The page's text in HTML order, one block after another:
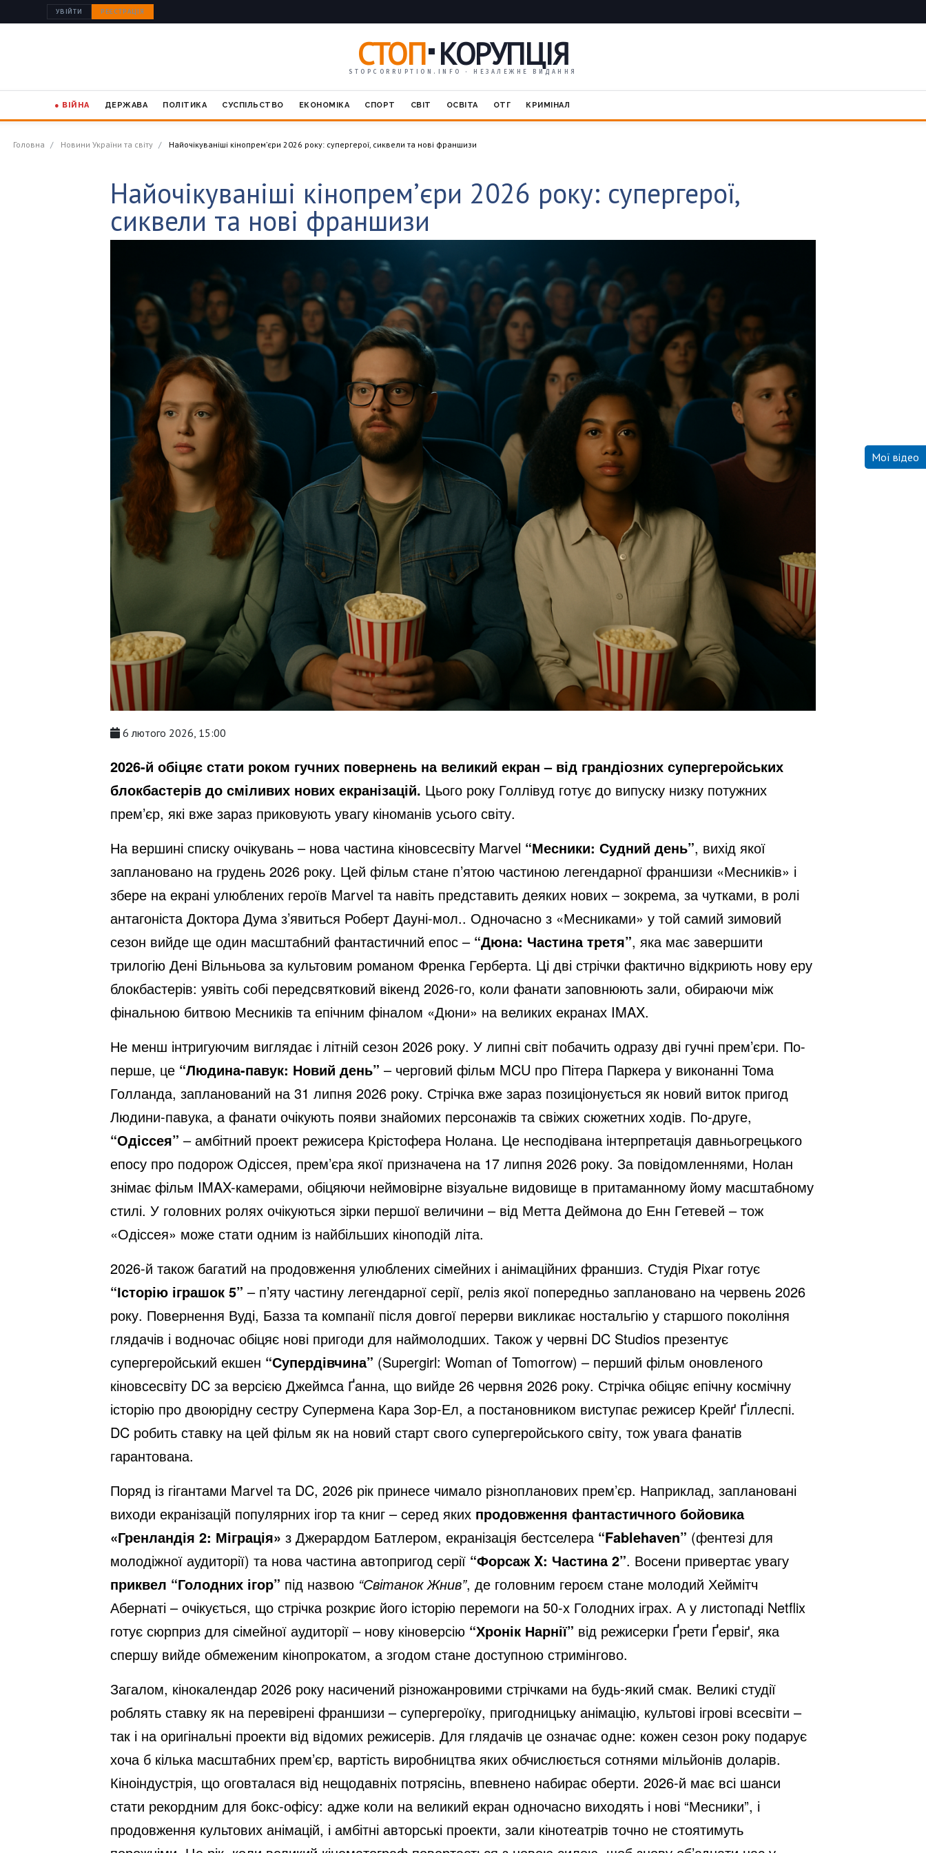
УВІЙТИ РЕЄСТРАЦІЯ
СТОП КОРУПЦІЯ
STOPCORRUPTION.INFO · НЕЗАЛЕЖНЕ ВИДАННЯ
● ВІЙНА ДЕРЖАВА ПОЛІТИКА СУСПІЛЬСТВО ЕКОНОМІКА СПОРТ СВІТ ОСВІТА ОТГ КРИМІНАЛ
Головна Новини України та світу Найочікуваніші кінопрем’єри 2026 року: супергерої, сиквели та нові франшизи
Найочікуваніші кінопрем’єри 2026 року: супергерої,
сиквели та нові франшизи
6 лютого 2026, 15:00
2026-й обіцяє стати роком гучних повернень на великий екран – від грандіозних супергеройських
блокбастерів до сміливих нових екранізацій. Цього року Голлівуд готує до випуску низку потужних
прем’єр, які вже зараз приковують увагу кіноманів усього світу.
На вершині списку очікувань – нова частина кіновсесвіту Marvel “Месники: Судний день”, вихід якої
заплановано на грудень 2026 року. Цей фільм стане п’ятою частиною легендарної франшизи «Месників» і
збере на екрані улюблених героїв Marvel та навіть представить деяких нових – зокрема, за чутками, в ролі
антагоніста Доктора Дума з’явиться Роберт Дауні-мол.. Одночасно з «Месниками» у той самий зимовий
сезон вийде ще один масштабний фантастичний епос – “Дюна: Частина третя”, яка має завершити
трилогію Дені Вільньова за культовим романом Френка Герберта. Ці дві стрічки фактично відкриють нову еру
блокбастерів: уявіть собі передсвятковий вікенд 2026-го, коли фанати заповнюють зали, обираючи між
фінальною битвою Месників та епічним фіналом «Дюни» на великих екранах IMAX.
Не менш інтригуючим виглядає і літній сезон 2026 року. У липні світ побачить одразу дві гучні прем’єри. По-
перше, це “Людина-павук: Новий день” – черговий фільм MCU про Пітера Паркера у виконанні Тома
Голланда, запланований на 31 липня 2026 року. Стрічка вже зараз позиціонується як новий виток пригод
Людини-павука, а фанати очікують появи знайомих персонажів та свіжих сюжетних ходів. По-друге,
“Одіссея” – амбітний проект режисера Крістофера Нолана. Це несподівана інтерпретація давньогрецького
епосу про подорож Одіссея, прем’єра якої призначена на 17 липня 2026 року. За повідомленнями, Нолан
знімає фільм IMAX-камерами, обіцяючи неймовірне візуальне видовище в притаманному йому масштабному
стилі. У головних ролях очікуються зірки першої величини – від Метта Деймона до Енн Гетевей – тож
«Одіссея» може стати одним із найбільших кіноподій літа.
2026-й також багатий на продовження улюблених сімейних і анімаційних франшиз. Студія Pixar готує
“Історію іграшок 5” – п’яту частину легендарної серії, реліз якої попередньо заплановано на червень 2026
року. Повернення Вуді, Базза та компанії після довгої перерви викликає ностальгію у старшого покоління
глядачів і водночас обіцяє нові пригоди для наймолодших. Також у червні DC Studios презентує
супергеройський екшен “Супердівчина” (Supergirl: Woman of Tomorrow) – перший фільм оновленого
кіновсесвіту DC за версією Джеймса Ґанна, що вийде 26 червня 2026 року. Стрічка обіцяє епічну космічну
історію про двоюрідну сестру Супермена Кара Зор-Ел, а постановником виступає режисер Крейґ Ґіллеспі.
DC робить ставку на цей фільм як на новий старт свого супергеройського світу, тож увага фанатів
гарантована.
Поряд із гігантами Marvel та DC, 2026 рік принесе чимало різнопланових прем’єр. Наприклад, заплановані
виходи екранізацій популярних ігор та книг – серед яких продовження фантастичного бойовика
«Гренландія 2: Міграція» з Джерардом Батлером, екранізація бестселера “Fablehaven” (фентезі для
молодіжної аудиторії) та нова частина автопригод серії “Форсаж X: Частина 2”. Восени привертає увагу
приквел “Голодних ігор” під назвою “Світанок Жнив”, де головним героєм стане молодий Хеймітч
Абернаті – очікується, що стрічка розкриє його історію перемоги на 50-х Голодних іграх. А у листопаді Netflix
готує сюрприз для сімейної аудиторії – нову кіноверсію “Хронік Нарнії” від режисерки Ґрети Ґервіґ, яка
спершу вийде обмеженим кінопрокатом, а згодом стане доступною стримінгово.
Загалом, кінокалендар 2026 року насичений різножанровими стрічками на будь-який смак. Великі студії
роблять ставку як на перевірені франшизи – супергероїку, пригодницьку анімацію, культові ігрові всесвіти –
так і на оригінальні проекти від відомих режисерів. Для глядачів це означає одне: кожен сезон року подарує
хоча б кілька масштабних прем’єр, вартість виробництва яких обчислюється сотнями мільйонів доларів.
Кіноіндустрія, що оговталася від нещодавніх потрясінь, впевнено набирає оберти. 2026-й має всі шанси
стати рекордним для бокс-офісу: адже коли на великий екран одночасно виходять і нові “Месники”, і
продовження культових анімацій, і амбітні авторські проекти, зали кінотеатрів точно не стоятимуть
Мої відео